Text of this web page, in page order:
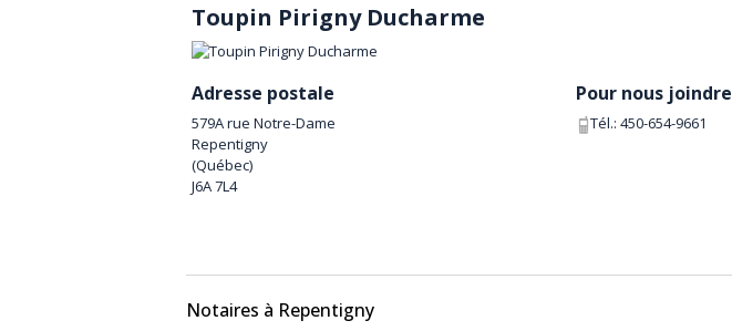
Toupin Pirigny Ducharme
Adresse postale
579A rue Notre-Dame
Repentigny
(Québec)
J6A 7L4
Pour nous joindre
Tél.: 450-654-9661
Notaires à Repentigny